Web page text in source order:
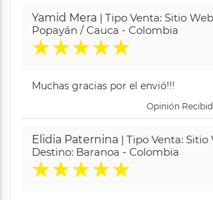
Yamid Mera | Tipo Venta: Sitio
Popayán / Cauca - Colombia
★★★★★
Muchas gracias por el envió!!!
Opinión
Elidia Paternina | Tipo Venta: Sitio
Destino: Baranoa - Colombia
★★★★★